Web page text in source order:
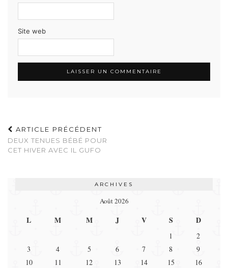
Site web
ARTICLE PRÉCÉDENT
DEUX TENUES BÉBÉ POUR
CET HIVER AVEC IL GUFO
ARCHIVES
Août 2026
L M M J V S D
1
2
3
4 5 6 7 8
9
10
11 12 13 14 15
16